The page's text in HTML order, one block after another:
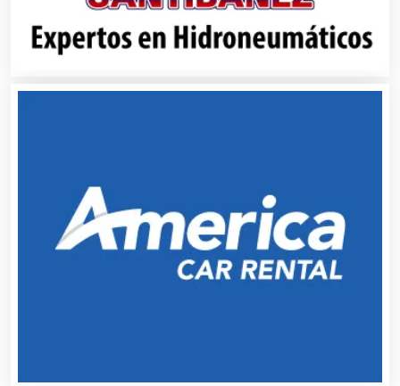
Aparatos y Equipos Eléctricos
Artesanías